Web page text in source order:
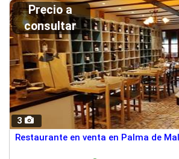
3
Precio a
consultar
Restaurante en venta en Palma de